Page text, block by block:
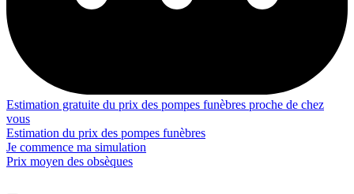
Estimation gratuite du prix des pompes funèbres proche de chez
vous
Estimation du prix des pompes funèbres
Je commence ma simulation
Prix moyen des obsèques